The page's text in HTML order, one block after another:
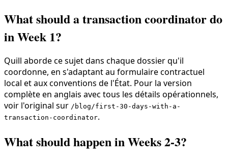
What should a transaction coordinator do
in Week 1?
Quill aborde ce sujet dans chaque dossier qu'il
coordonne, en s'adaptant au formulaire contractuel
local et aux conventions de l'État. Pour la version
complète en anglais avec tous les détails opérationnels,
voir l'original sur /blog/first-30-days-with-a-
transaction-coordinator.
What should happen in Weeks 2-3?